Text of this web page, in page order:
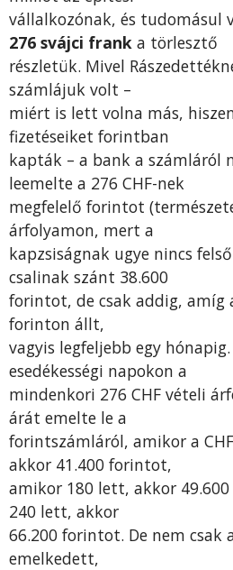
vállalkozónak, és tudomásul
276 svájci frank a törlesztő
részletük. Mivel
számlájuk volt –
miért is lett volna más,
fizetéseiket forintban
kapták – a bank a számláról
leemelte a 276 CHF-nek
megfelelő forintot
árfolyamon, mert a
kapzsiságnak ugye nincs
csalinak szánt 38.600
forintot, de csak addig, amíg
forinton állt,
vagyis legfeljebb egy
esedékességi napokon a
mindenkori 276 CHF vételi
árát emelte le a
forintszámláról, amikor a
akkor 41.400 forintot,
amikor 180 lett, akkor
240 lett, akkor
66.200 forintot. De nem csak
emelkedett,